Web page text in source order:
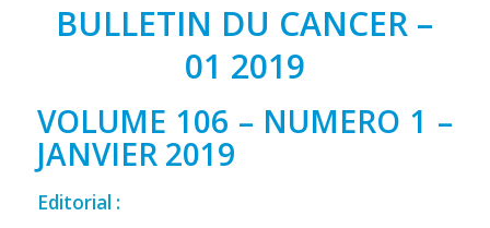
BULLETIN DU CANCER –
01 2019
VOLUME 106 – NUMERO 1 –
JANVIER 2019
Editorial :